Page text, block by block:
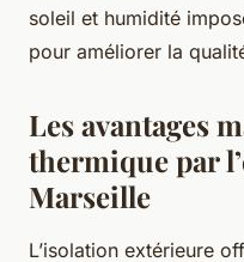
soleil et humidité
pour améliorer la
Les avantages
thermique par
Marseille
L’isolation extérieure